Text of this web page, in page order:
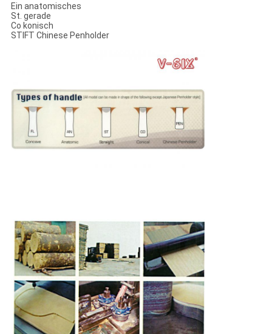
Ein anatomisches
St. gerade
Co konisch
STIFT Chinese Penholder